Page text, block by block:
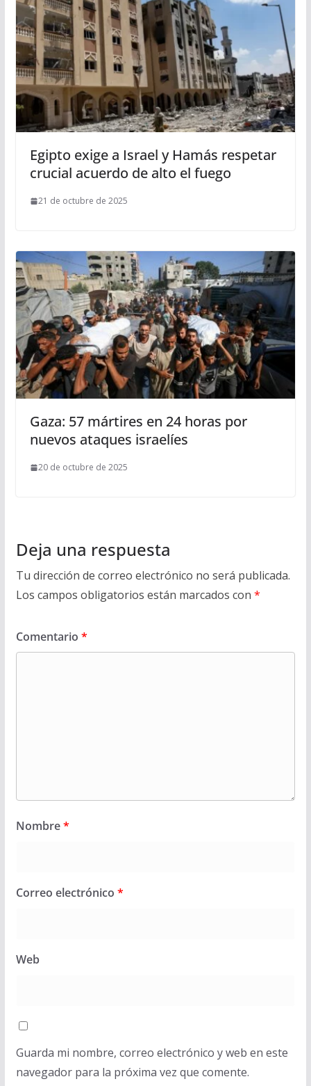
Egipto exige a Israel y Hamás respetar
crucial acuerdo de alto el fuego
21 de octubre de 2025
Gaza: 57 mártires en 24 horas por
nuevos ataques israelíes
20 de octubre de 2025
Deja una respuesta
Tu dirección de correo electrónico no será publicada.
Los campos obligatorios están marcados con *
Comentario *
Nombre*
Correo electrónico *
Web
Guarda mi nombre, correo electrónico y web en este
navegador para la próxima vez que comente.